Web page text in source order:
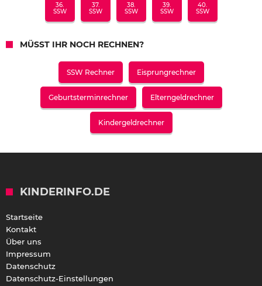
36.
SSW
37.
SSW
38.
SSW
39.
SSW
40.
SSW
MÜSST IHR NOCH RECHNEN?
SSW Rechner Eisprungrechner
Geburtsterminrechner Elterngeldrechner
Kindergeldrechner
KINDERINFO.DE
Startseite
Kontakt
Über uns
Impressum
Datenschutz
Datenschutz-Einstellungen